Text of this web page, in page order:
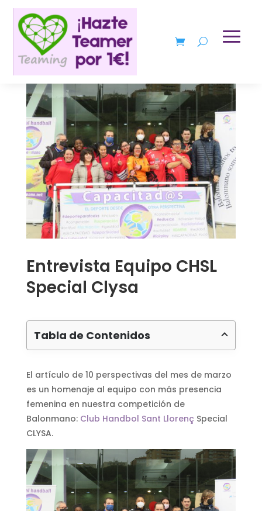
Entrevista Equipo CHSL
Special Clysa
Tabla de Contenidos
El artículo de 10 perspectivas del mes de marzo
es un homenaje al equipo con más presencia
femenina en nuestra competición de
Balonmano: Club Handbol Sant Llorenç Special
CLYSA.